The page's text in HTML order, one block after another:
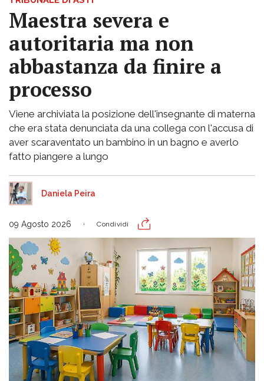
Maestra severa e
autoritaria ma non
abbastanza da finire a
processo
Viene archiviata la posizione dell'insegnante di materna
che era stata denunciata da una collega con l'accusa di
aver scaraventato un bambino in un bagno e averlo
fatto piangere a lungo
Daniela Peira
09 Agosto 2026 Condividi